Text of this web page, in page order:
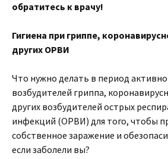
обратитесь к врачу!
Гигиена при гриппе,
других ОРВИ
Что нужно делать в период
возбудителей гриппа,
других возбудителей острых
инфекций (ОРВИ) для того, чтобы
собственное заражение и
если заболели вы?